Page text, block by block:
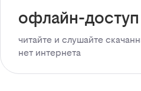
офлайн-доступ
читайте и слушайте
нет интернета